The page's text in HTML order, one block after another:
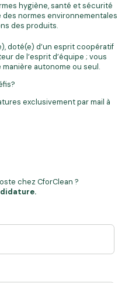
hygiène, santé et sécurité
des normes environnementales
des produits.
doté(e) d’un esprit coopératif
de l’esprit d’équipe ; vous
autonome ou seul.
exclusivement par mail à
chez CforClean ?